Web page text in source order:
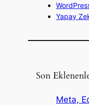
Yapay
Son
Meta,